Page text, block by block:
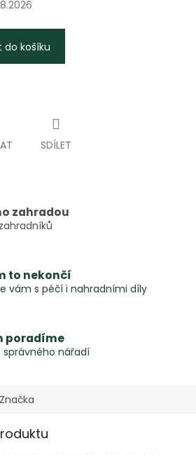
do košíku
SDÍLET
zahradou
to nekončí
vám s péčí i nahradními díly
poradíme
nářadí
Značka